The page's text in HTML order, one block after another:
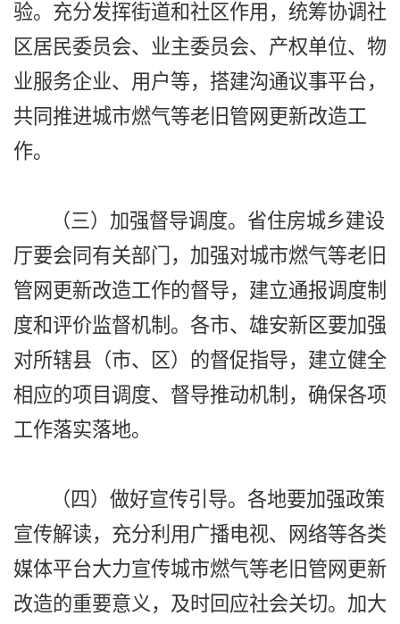
验。充分发挥街道和社区作用，统筹协调社
区居民委员会、业主委员会、产权单位、物
业服务企业、用户等，搭建沟通议事平台，
共同推进城市燃气等老旧管网更新改造工
作。
（三）加强督导调度。省住房城乡建设
厅要会同有关部门，加强对城市燃气等老旧
管网更新改造工作的督导，建立通报调度制
度和评价监督机制。各市、雄安新区要加强
对所辖县（市、区）的督促指导，建立健全
相应的项目调度、督导推动机制，确保各项
工作落实落地。
（四）做好宣传引导。各地要加强政策
宣传解读，充分利用广播电视、网络等各类
媒体平台大力宣传城市燃气等老旧管网更新
改造的重要意义，及时回应社会关切。加大